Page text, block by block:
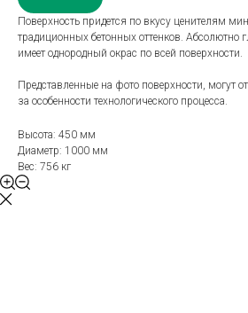
Поверхность придется по вкусу ценителям
традиционных бетонных оттенков. Абсолютно
имеет однородный окрас по всей поверхности.
Представленные на фото поверхности, могут
за особенности технологического процесса.
Высота: 450 мм
Диаметр: 1000 мм
Вес: 756 кг